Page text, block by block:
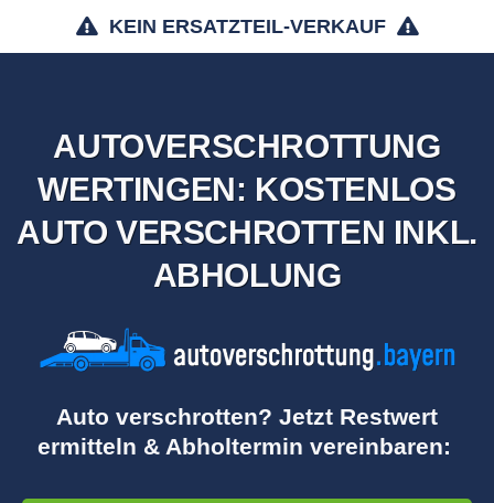
KEIN ERSATZTEIL-VERKAUF
AUTOVERSCHROTTUNG
WERTINGEN: KOSTENLOS
AUTO VERSCHROTTEN INKL.
ABHOLUNG
Auto verschrotten? Jetzt Restwert
ermitteln & Abholtermin vereinbaren: